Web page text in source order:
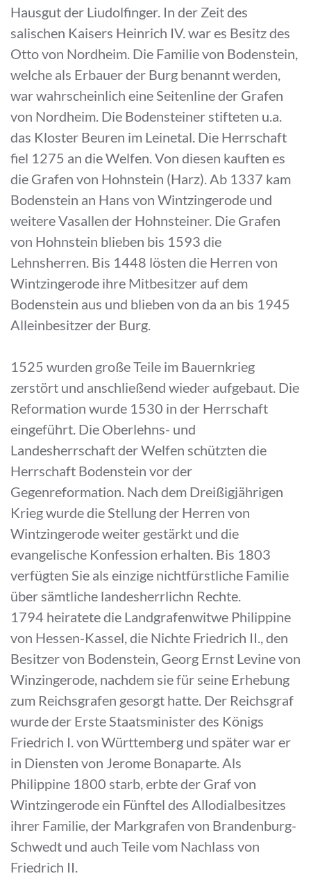
Hausgut der Liudolfinger. In der Zeit des
salischen Kaisers Heinrich IV. war es Besitz des
Otto von Nordheim. Die Familie von Bodenstein,
welche als Erbauer der Burg benannt werden,
war wahrscheinlich eine Seitenline der Grafen
von Nordheim. Die Bodensteiner stifteten u.a.
das Kloster Beuren im Leinetal. Die Herrschaft
fiel 1275 an die Welfen. Von diesen kauften es
die Grafen von Hohnstein (Harz). Ab 1337 kam
Bodenstein an Hans von Wintzingerode und
weitere Vasallen der Hohnsteiner. Die Grafen
von Hohnstein blieben bis 1593 die
Lehnsherren. Bis 1448 lösten die Herren von
Wintzingerode ihre Mitbesitzer auf dem
Bodenstein aus und blieben von da an bis 1945
Alleinbesitzer der Burg.
1525 wurden große Teile im Bauernkrieg
zerstört und anschließend wieder aufgebaut. Die
Reformation wurde 1530 in der Herrschaft
eingeführt. Die Oberlehns- und
Landesherrschaft der Welfen schützten die
Herrschaft Bodenstein vor der
Gegenreformation. Nach dem Dreißigjährigen
Krieg wurde die Stellung der Herren von
Wintzingerode weiter gestärkt und die
evangelische Konfession erhalten. Bis 1803
verfügten Sie als einzige nichtfürstliche Familie
über sämtliche landesherrlichn Rechte.
1794 heiratete die Landgrafenwitwe Philippine
von Hessen-Kassel, die Nichte Friedrich II., den
Besitzer von Bodenstein, Georg Ernst Levine von
Winzingerode, nachdem sie für seine Erhebung
zum Reichsgrafen gesorgt hatte. Der Reichsgraf
wurde der Erste Staatsminister des Königs
Friedrich I. von Württemberg und später war er
in Diensten von Jerome Bonaparte. Als
Philippine 1800 starb, erbte der Graf von
Wintzingerode ein Fünftel des Allodialbesitzes
ihrer Familie, der Markgrafen von Brandenburg-
Schwedt und auch Teile vom Nachlass von
Friedrich II.